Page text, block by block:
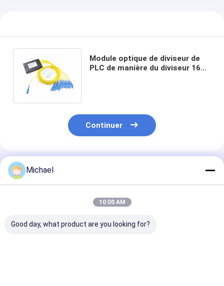
Module optique de diviseur de
PLC de manière du diviseur 16
Continuer
Produits Recommandés
Michael
10:00 AM
Good day, what product are you looking for?